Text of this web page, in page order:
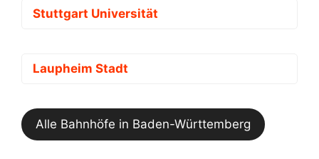
Stuttgart Universität
Laupheim Stadt
Alle Bahnhöfe in Baden-Württemberg